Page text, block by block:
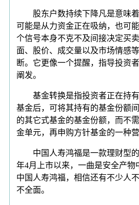
股东户数持续下降凡是意味着
可能是从力资金正在吸纳，也可
个信号本身不克不及间接决定买
面、股价、成交量以及市场情感
断。它更像一个提醒，指导投资
阐发。
基金转换是指投资者正在持有
基金后，可将其持有的基金份额
的其它式基金的基金份额，而不
金单元，再申购方针基金的一种营
中国人寿鸿福是一款理财型的
年4月上市以来，一曲是安全产物
中国人寿鸿福，相信还有不少人
不全面。